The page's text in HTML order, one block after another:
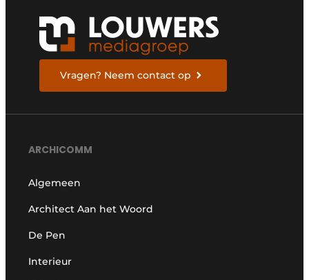
Vragen? Neem contact op
ARCHICOMM
Algemeen
Architect Aan het Woord
De Pen
Interieur